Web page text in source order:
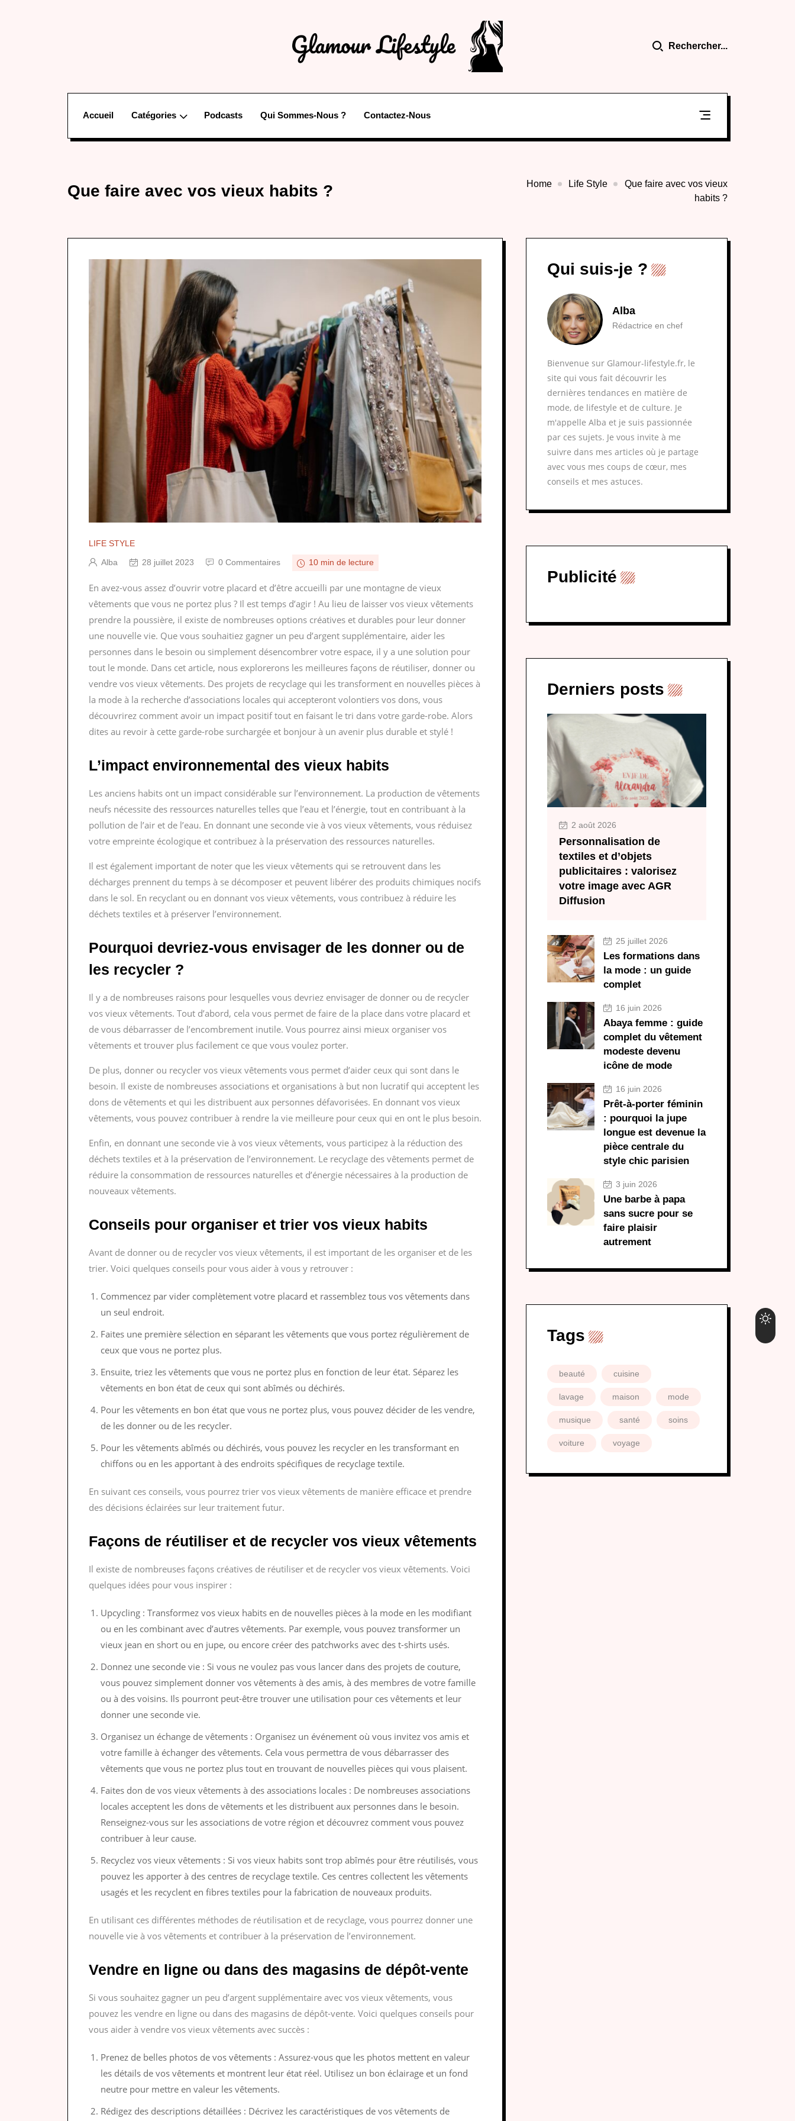
Rechercher...
Accueil Catégories Podcasts Qui Sommes-Nous ? Contactez-Nous
Que faire avec vos vieux habits ? Home Life Style
Que faire avec vos vieux
habits ?
LIFE STYLE
Alba
28 juillet 2023 0 Commentaires 10 min de lecture
En avez-vous assez d’ouvrir votre placard et d’être accueilli par une montagne de vieux
vêtements que vous ne portez plus ? Il est temps d’agir ! Au lieu de laisser vos vieux vêtements
prendre la poussière, il existe de nombreuses options créatives et durables pour leur donner
une nouvelle vie. Que vous souhaitiez gagner un peu d’argent supplémentaire, aider les
personnes dans le besoin ou simplement désencombrer votre espace, il y a une solution pour
tout le monde. Dans cet article, nous explorerons les meilleures façons de réutiliser, donner ou
vendre vos vieux vêtements. Des projets de recyclage qui les transforment en nouvelles pièces à
la mode à la recherche d’associations locales qui accepteront volontiers vos dons, vous
découvrirez comment avoir un impact positif tout en faisant le tri dans votre garde-robe. Alors
dites au revoir à cette garde-robe surchargée et bonjour à un avenir plus durable et stylé !
L’impact environnemental des vieux habits
Les anciens habits ont un impact considérable sur l’environnement. La production de vêtements
neufs nécessite des ressources naturelles telles que l’eau et l’énergie, tout en contribuant à la
pollution de l’air et de l’eau. En donnant une seconde vie à vos vieux vêtements, vous réduisez
votre empreinte écologique et contribuez à la préservation des ressources naturelles.
Il est également important de noter que les vieux vêtements qui se retrouvent dans les
décharges prennent du temps à se décomposer et peuvent libérer des produits chimiques nocifs
dans le sol. En recyclant ou en donnant vos vieux vêtements, vous contribuez à réduire les
déchets textiles et à préserver l’environnement.
Pourquoi devriez-vous envisager de les donner ou de
les recycler ?
Il y a de nombreuses raisons pour lesquelles vous devriez envisager de donner ou de recycler
vos vieux vêtements. Tout d’abord, cela vous permet de faire de la place dans votre placard et
de vous débarrasser de l’encombrement inutile. Vous pourrez ainsi mieux organiser vos
vêtements et trouver plus facilement ce que vous voulez porter.
De plus, donner ou recycler vos vieux vêtements vous permet d’aider ceux qui sont dans le
besoin. Il existe de nombreuses associations et organisations à but non lucratif qui acceptent les
dons de vêtements et qui les distribuent aux personnes défavorisées. En donnant vos vieux
vêtements, vous pouvez contribuer à rendre la vie meilleure pour ceux qui en ont le plus besoin.
Enfin, en donnant une seconde vie à vos vieux vêtements, vous participez à la réduction des
déchets textiles et à la préservation de l’environnement. Le recyclage des vêtements permet de
réduire la consommation de ressources naturelles et d’énergie nécessaires à la production de
nouveaux vêtements.
Conseils pour organiser et trier vos vieux habits
Avant de donner ou de recycler vos vieux vêtements, il est important de les organiser et de les
trier. Voici quelques conseils pour vous aider à vous y retrouver :
Commencez par vider complètement votre placard et rassemblez tous vos vêtements dans
un seul endroit.
Faites une première sélection en séparant les vêtements que vous portez régulièrement de
ceux que vous ne portez plus.
Ensuite, triez les vêtements que vous ne portez plus en fonction de leur état. Séparez les
vêtements en bon état de ceux qui sont abîmés ou déchirés.
Pour les vêtements en bon état que vous ne portez plus, vous pouvez décider de les vendre,
de les donner ou de les recycler.
Pour les vêtements abîmés ou déchirés, vous pouvez les recycler en les transformant en
chiffons ou en les apportant à des endroits spécifiques de recyclage textile.
En suivant ces conseils, vous pourrez trier vos vieux vêtements de manière efficace et prendre
des décisions éclairées sur leur traitement futur.
Façons de réutiliser et de recycler vos vieux vêtements
Il existe de nombreuses façons créatives de réutiliser et de recycler vos vieux vêtements. Voici
quelques idées pour vous inspirer :
Upcycling : Transformez vos vieux habits en de nouvelles pièces à la mode en les modifiant
ou en les combinant avec d’autres vêtements. Par exemple, vous pouvez transformer un
vieux jean en short ou en jupe, ou encore créer des patchworks avec des t-shirts usés.
Donnez une seconde vie : Si vous ne voulez pas vous lancer dans des projets de couture,
vous pouvez simplement donner vos vêtements à des amis, à des membres de votre famille
ou à des voisins. Ils pourront peut-être trouver une utilisation pour ces vêtements et leur
donner une seconde vie.
Organisez un échange de vêtements : Organisez un événement où vous invitez vos amis et
votre famille à échanger des vêtements. Cela vous permettra de vous débarrasser des
vêtements que vous ne portez plus tout en trouvant de nouvelles pièces qui vous plaisent.
Faites don de vos vieux vêtements à des associations locales : De nombreuses associations
locales acceptent les dons de vêtements et les distribuent aux personnes dans le besoin.
Renseignez-vous sur les associations de votre région et découvrez comment vous pouvez
contribuer à leur cause.
Recyclez vos vieux vêtements : Si vos vieux habits sont trop abîmés pour être réutilisés, vous
pouvez les apporter à des centres de recyclage textile. Ces centres collectent les vêtements
usagés et les recyclent en fibres textiles pour la fabrication de nouveaux produits.
En utilisant ces différentes méthodes de réutilisation et de recyclage, vous pourrez donner une
nouvelle vie à vos vêtements et contribuer à la préservation de l’environnement.
Vendre en ligne ou dans des magasins de dépôt-vente
Si vous souhaitez gagner un peu d’argent supplémentaire avec vos vieux vêtements, vous
pouvez les vendre en ligne ou dans des magasins de dépôt-vente. Voici quelques conseils pour
vous aider à vendre vos vieux vêtements avec succès :
Prenez de belles photos de vos vêtements : Assurez-vous que les photos mettent en valeur
les détails de vos vêtements et montrent leur état réel. Utilisez un bon éclairage et un fond
neutre pour mettre en valeur les vêtements.
Rédigez des descriptions détaillées : Décrivez les caractéristiques de vos vêtements de
Qui suis-je ?
Alba
Rédactrice en chef
Bienvenue sur Glamour-lifestyle.fr, le
site qui vous fait découvrir les
dernières tendances en matière de
mode, de lifestyle et de culture. Je
m'appelle Alba et je suis passionnée
par ces sujets. Je vous invite à me
suivre dans mes articles où je partage
avec vous mes coups de cœur, mes
conseils et mes astuces.
Publicité
Derniers posts
2 août 2026
Personnalisation de
textiles et d’objets
publicitaires : valorisez
votre image avec AGR
Diffusion
25 juillet 2026
Les formations dans
la mode : un guide
complet
16 juin 2026
Abaya femme : guide
complet du vêtement
modeste devenu
icône de mode
16 juin 2026
Prêt-à-porter féminin
: pourquoi la jupe
longue est devenue la
pièce centrale du
style chic parisien
3 juin 2026
Une barbe à papa
sans sucre pour se
faire plaisir
autrement
Tags
beauté cuisine
lavage maison mode
musique santé soins
voiture voyage